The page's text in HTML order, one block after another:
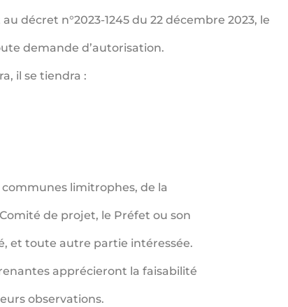
décret n°2023-1245 du 22 décembre 2023, le
demande d’autorisation.
il se tiendra :
limitrophes, de la
de projet, le Préfet ou son
et toute autre partie intéressée.
apprécieront la faisabilité
observations.